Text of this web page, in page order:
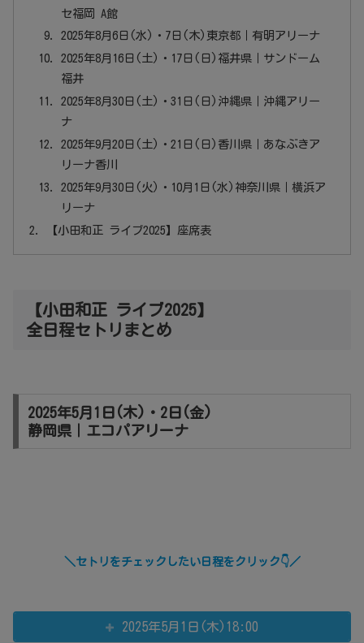
セ福岡 A館
2025年8月6日(水)・7日(木)東京都｜有明アリーナ
2025年8月16日(土)・17日(日)福井県｜サンドーム
福井
2025年8月30日(土)・31日(日)沖縄県｜沖縄アリー
ナ
2025年9月20日(土)・21日(日)香川県｜あなぶきア
リーナ香川
2025年9月30日(火)・10月1日(水)神奈川県｜横浜ア
リーナ
【小田和正 ライブ2025】座席表
【小田和正 ライブ2025】
全日程セトリまとめ
2025年5月1日(木)・2日(金)
静岡県｜エコパアリーナ
＼セトリをチェックしたい日程をクリック👇／
2025年5月1日(木)18:00